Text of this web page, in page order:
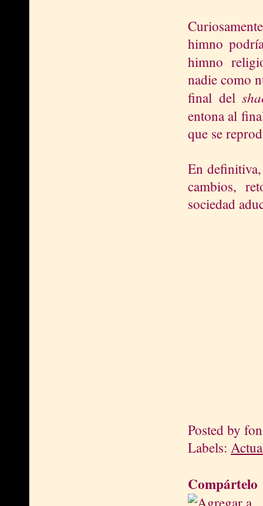
himno
himno
nadie como
final del
entona al
que se
En
cambios,
sociedad
Posted by
Labels:
Compártelo